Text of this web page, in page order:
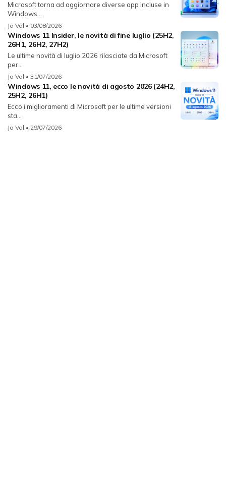
Microsoft torna ad aggiornare diverse app incluse in
Windows...
Jo Val • 03/08/2026
Windows 11 Insider, le novità di fine luglio (25H2,
26H1, 26H2, 27H2)
Le ultime novità di luglio 2026 rilasciate da Microsoft
per...
Jo Val • 31/07/2026
Windows 11, ecco le novità di agosto 2026 (24H2,
25H2, 26H1)
Ecco i miglioramenti di Microsoft per le ultime versioni
sta...
Jo Val • 29/07/2026